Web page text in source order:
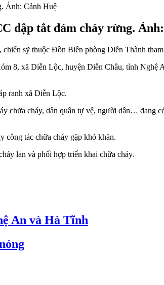
dập tắt đám cháy rừng.
sỹ thuộc Đồn Biên phòng Diễn Thành tham
8, xã Diễn Lộc, huyện Diễn Châu, tỉnh
ranh xã Diễn Lộc.
chữa cháy, dân quân tự vệ, người dân… đang
công tác chữa cháy gặp khó khăn.
lan và phối hợp triển khai chữa cháy.
An và Hà Tĩnh